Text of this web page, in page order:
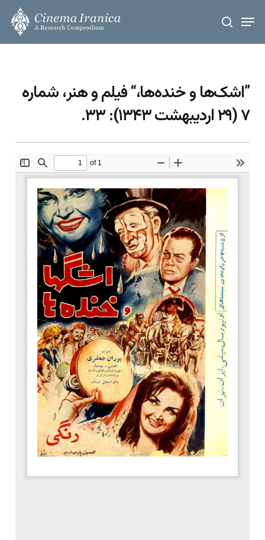
Skip
main
search
”اشک‌ها و خنده‌ها،“ فیلم و هنر، شماره
۷ (۲۹ اردیبهشت ۱۳۴۳): ۳۳.